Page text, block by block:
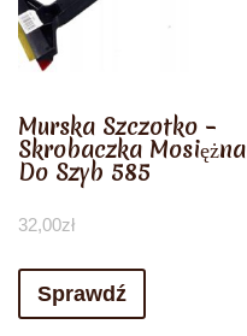
Murska Szczotko –
Skrobaczka Mosiężna
Do Szyb 585
32,00zł
Sprawdź